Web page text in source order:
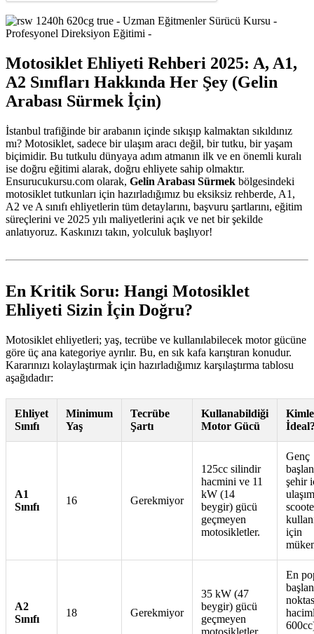
Motosiklet Ehliyeti Rehberi 2025: A, A1,
A2 Sınıfları Hakkında Her Şey (Gelin
Arabası Sürmek İçin)
İstanbul trafiğinde bir arabanın içinde sıkışıp kalmaktan sıkıldınız
mı? Motosiklet, sadece bir ulaşım aracı değil, bir tutku, bir yaşam
biçimidir. Bu tutkulu dünyaya adım atmanın ilk ve en önemli kuralı
ise doğru eğitimi alarak, doğru ehliyete sahip olmaktır.
Ensurucukursu.com olarak, Gelin Arabası Sürmek bölgesindeki
motosiklet tutkunları için hazırladığımız bu eksiksiz rehberde, A1,
A2 ve A sınıfı ehliyetlerin tüm detaylarını, başvuru şartlarını, eğitim
süreçlerini ve 2025 yılı maliyetlerini açık ve net bir şekilde
anlatıyoruz. Kaskınızı takın, yolculuk başlıyor!
En Kritik Soru: Hangi Motosiklet
Ehliyeti Sizin İçin Doğru?
Motosiklet ehliyetleri; yaş, tecrübe ve kullanılabilecek motor gücüne
göre üç ana kategoriye ayrılır. Bu, en sık kafa karıştıran konudur.
Kararınızı kolaylaştırmak için hazırladığımız karşılaştırma tablosu
aşağıdadır:
Ehliyet
Sınıfı
Minimum
Yaş
Tecrübe
Şartı
Kullanabildiği
Motor Gücü
A1
Sınıfı
16 Gerekmiyor
125cc silindir
hacmini ve 11
kW (14
beygir) gücü
geçmeyen
motosikletler.
Genç
şehir
için
A2
Sınıfı
18 Gerekmiyor
35 kW (47
beygir) gücü
geçmeyen
En